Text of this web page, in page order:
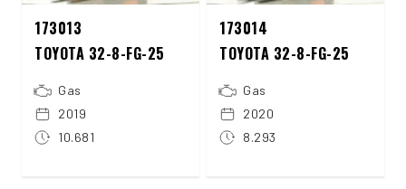
173013
TOYOTA 32-8-FG-25
Gas
2019
10.681
173014
TOYOTA 32-8-FG-25
Gas
2020
8.293